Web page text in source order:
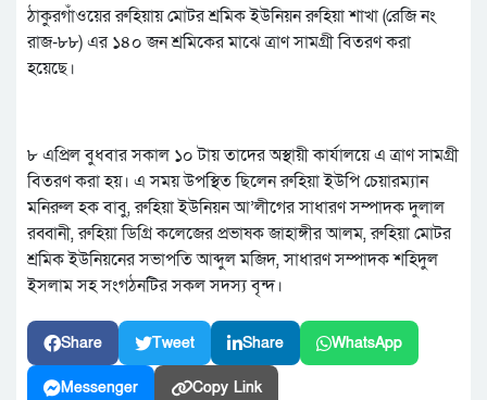
ঠাকুরগাঁওয়ের রুহিয়ায় মোটর শ্রমিক ইউনিয়ন রুহিয়া শাখা (রেজি নং
রাজ-৮৮) এর ১৪০ জন শ্রমিকের মাঝে ত্রাণ সামগ্রী বিতরণ করা
হয়েছে।
৮ এপ্রিল বুধবার সকাল ১০ টায় তাদের অস্থায়ী কার্যালয়ে এ ত্রাণ সামগ্রী
বিতরণ করা হয়। এ সময় উপস্থিত ছিলেন রুহিয়া ইউপি চেয়ারম্যান
মনিরুল হক বাবু, রুহিয়া ইউনিয়ন আ’লীগের সাধারণ সম্পাদক দুলাল
রব্বানী, রুহিয়া ডিগ্রি কলেজের প্রভাষক জাহাঙ্গীর আলম, রুহিয়া মোটর
শ্রমিক ইউনিয়নের সভাপতি আব্দুল মজিদ, সাধারণ সম্পাদক শহিদুল
ইসলাম সহ সংগঠনটির সকল সদস্য বৃন্দ।
Share Tweet Share WhatsApp
Messenger Copy Link